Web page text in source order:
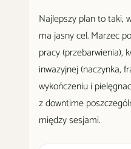
Najlepszy plan to taki,
ma jasny cel. Marzec
pracy (przebarwienia),
inwazyjnej (naczynka,
wykończeniu i
z downtime
między sesjami.